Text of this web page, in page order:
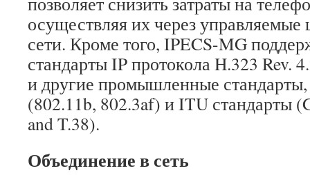
осуществляя их через
сети. Кроме того, IPECS-MG
стандарты IP протокола H.323 Rev.
и другие промышленные
(802.11b, 802.3af) и ITU стандарты
and T.38).
Объединение в сеть